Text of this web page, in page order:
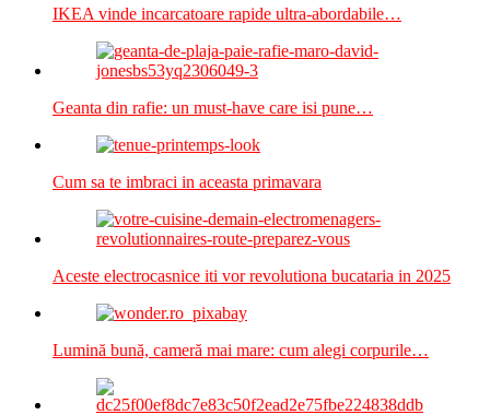
IKEA vinde incarcatoare rapide ultra-abordabile…
Geanta din rafie: un must-have care isi pune…
Cum sa te imbraci in aceasta primavara
Aceste electrocasnice iti vor revolutiona bucataria in 2025
Lumină bună, cameră mai mare: cum alegi corpurile…